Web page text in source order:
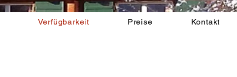
Verfügbarkeit Preise Kontakt